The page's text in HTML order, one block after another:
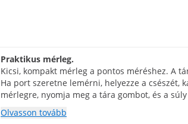
Praktikus mérleg.
Kicsi, kompakt mérleg a pontos méréshez. A
Ha port szeretne lemérni, helyezze a csészét,
mérlegre, nyomja meg a tára gombot, és a
pedig 0,00-t mutat, így pontosan lemérheti a
mennyiségét. A mérleg nagyon pontosan mér.
Olvasson tovább